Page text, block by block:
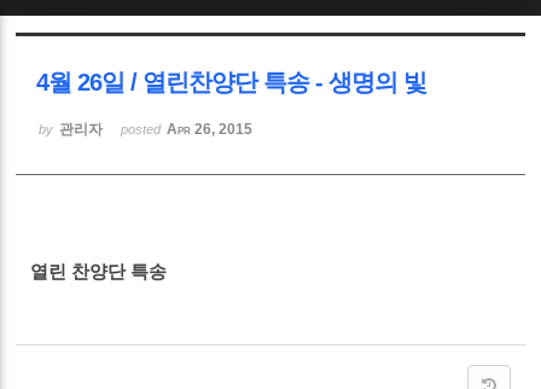
4월 26일 / 열린찬양단 특송 - 생명의 빛
by 관리자 posted Apr 26, 2015
열린 찬양단 특송
Sketchbook5, 스케치북5
Sketchbook5, 스케치북5